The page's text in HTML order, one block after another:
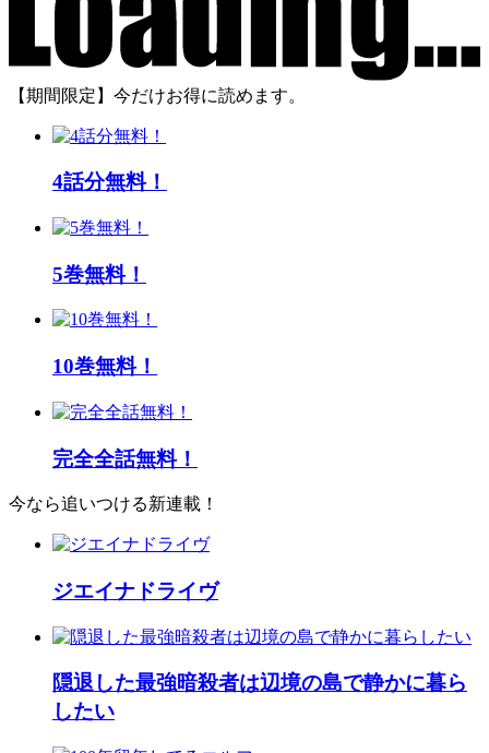
【期間限定】今だけお得に読めます。
4話分無料！
5巻無料！
10巻無料！
完全全話無料！
今なら追いつける新連載！
ジエイナドライヴ
隠退した最強暗殺者は辺境の島で静かに暮ら
したい